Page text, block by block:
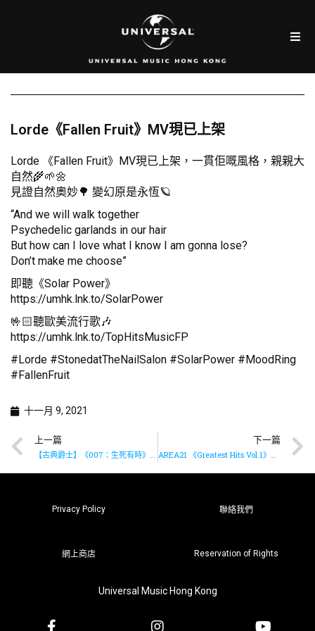
Lorde《Fallen Fruit》MV現已上架
Lorde 《Fallen Fruit》MV現已上架，一貫佢嘅風格，親親大
自然🌾🌱🌼
見證自然奧妙🌳 變幻原是永恆🪐
“And we will walk together
Psychedelic garlands in our hair
But how can I love what I know I am gonna lose?
Don’t make me choose”
即聽《Solar Power》
https://umhk.lnk.to/SolarPower
🤟🏻聽歐美流行歌🎶
https://umhk.lnk.to/TopHitsMusicFP
#Lorde #StonedatTheNailSalon #SolarPower #MoodRing
#FallenFruit
十一月 9, 2021
上一篇
【古典爵士】《007：生死有時》原聲大碟推出多款特別版LP
下一篇
AREA21 《Greatest Hits Vol.1》星期五上架
Privacy Policy 聯絡我們
網上商店 Reservation of Rights
Universal Music Hong Kong